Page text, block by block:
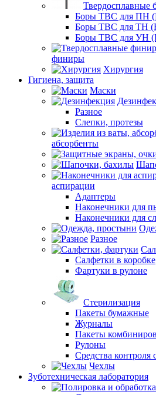
Боры ТВС для ПН
Боры ТВС для ТН
Боры ТВС для УН
финиры
Хирургия
Гигиена, защита
Маски
Разное
Слепки, протезы
абсорбенты
аспирации
Адаптеры
Наконечники для
Наконечники для
Разное
Салфетки в коробке
Фартуки в рулоне
Стерилизация
Пакеты бумажные
Журналы
Пакеты
Рулоны
Средства контроля
Чехлы
Зуботехническая лаборатория